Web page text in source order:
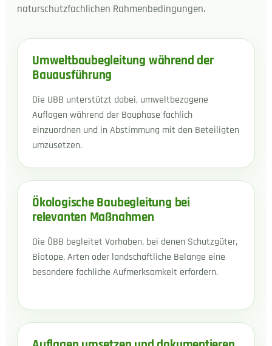
naturschutzfachlichen Rahmenbedingungen.
Umweltbaubegleitung während der
Bauausführung
Die UBB unterstützt dabei, umweltbezogene
Auflagen während der Bauphase fachlich
einzuordnen und in Abstimmung mit den Beteiligten
umzusetzen.
Ökologische Baubegleitung bei
relevanten Maßnahmen
Die ÖBB begleitet Vorhaben, bei denen Schutzgüter,
Biotope, Arten oder landschaftliche Belange eine
besondere fachliche Aufmerksamkeit erfordern.